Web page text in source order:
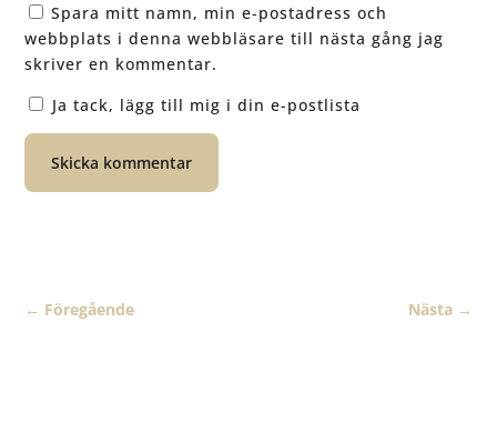
Spara mitt namn, min e-postadress och
webbplats i denna webbläsare till nästa gång jag
skriver en kommentar.
Ja tack, lägg till mig i din e-postlista
Skicka kommentar
← Föregående Nästa→